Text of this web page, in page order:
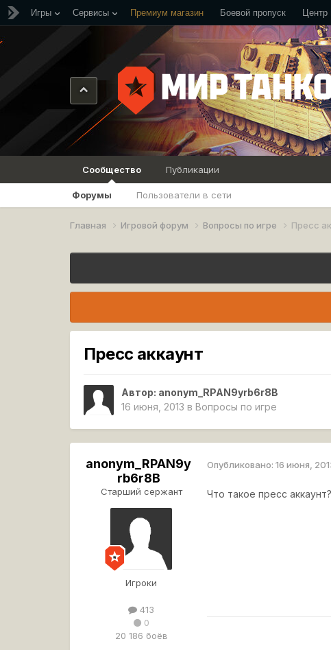
Игры Сервисы Премиум магазин Боевой пропуск Центр
Сообщество
Форумы Пользователи в сети
Публикации
Главная Игровой форум Вопросы по игре Пресс
Пресс аккаунт
Автор: anonym_RPAN9yrb6r8B
16 июня, 2013 в Вопросы по игре
anonym_RPAN9y
rb6r8B
Старший сержант
Игроки
413
0
20 186 боёв
Опубликовано:16 июня,
Что такое пресс